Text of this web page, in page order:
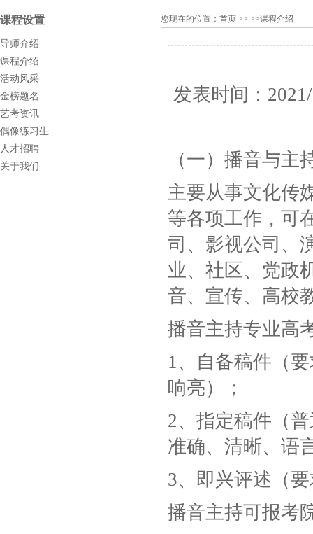
课程设置
导师介绍
课程介绍
活动风采
金榜题名
艺考资讯
偶像练习生
人才招聘
关于我们
您现在的位置： 首页 >> >>课程介绍
发表时间：
（一）播音与主
主要从事文化传
等各项工作，可
司、影视公司、
业、社区、党政
音、宣传、高校
播音主持专业高
1、自备稿件（
响亮）；
2、指定稿件（
准确、清晰、语
3、即兴评述（
播音主持可报考